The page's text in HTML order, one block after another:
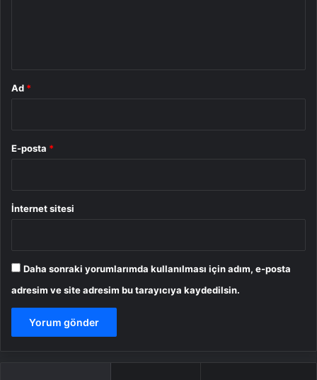
Ad *
E-posta *
İnternet sitesi
Daha sonraki yorumlarımda kullanılması için adım, e-posta
adresim ve site adresim bu tarayıcıya kaydedilsin.